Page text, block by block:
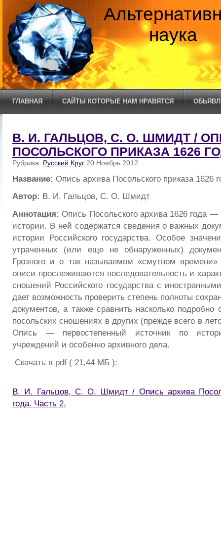
наука
ГЛАВНАЯ САЙТЫ КОТОРЫЕ НАМ НРАВЯТСЯ
В. И. ГАЛЬЦОВ, С. О. ШМИДТ /
ПОСОЛЬСКОГО ПРИКАЗА 1626
Рубрика: Русский Круг 20 Ноябрь 2012
Название: Опись архива Посольского приказа 1626
Автор: В. И. Гальцов, С. О. Шмидт
Аннотация: Опись Посольского архива 1626 года
истории. В ней содержатся сведения о важных
истории Российского государства. Особое
утраченных (или еще не обнаруженных)
Грозного и о так называемом «смутном
описи прослеживаются последовательность и
сношений Российского государства с
дает возможность проверить степень полноты
документов, а также сравнить насколько подробно
посольских сношениях в других (прежде всего в
Опись — первостепенный источник по
учреждений и особенно архивного дела.
Скачать в pdf ( 21,44 МБ ):
В. И. Гальцов, С. О. Шмидт / Опись архива
года. Часть 2.